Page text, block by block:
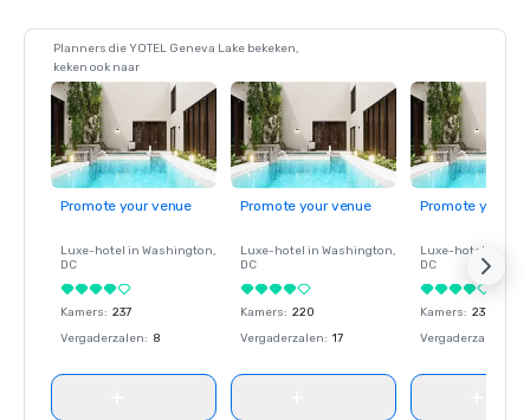
Planners die YOTEL Geneva Lake bekeken,
keken ook naar
Promote your venue
Luxe-hotel in Washington,
DC
Kamers: 237
Vergaderzalen: 8
Promote your venue
Luxe-hotel in Washington,
DC
Kamers: 220
Vergaderzalen: 17
Promote your
Luxe-hotel in
DC
Kamers: 237
Vergaderzalen